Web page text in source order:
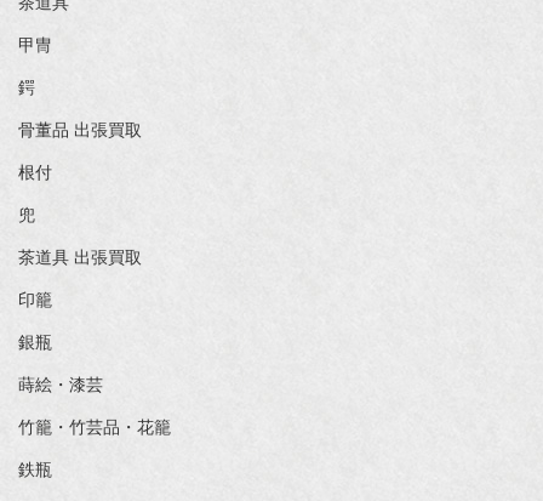
甲冑
鍔
骨董品 出張買取
根付
兜
茶道具 出張買取
印籠
銀瓶
蒔絵・漆芸
竹籠・竹芸品・花籠
鉄瓶